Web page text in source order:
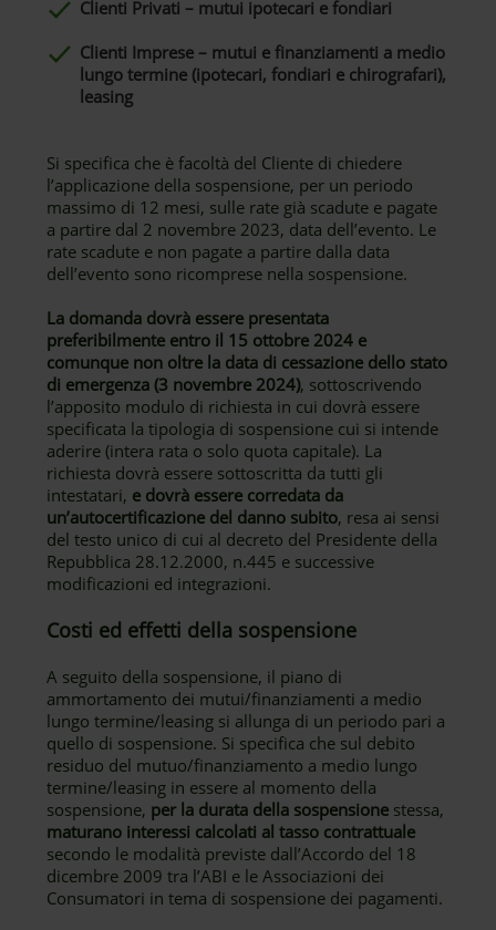
Clienti Privati – mutui ipotecari e fondiari
Clienti Imprese – mutui e finanziamenti a medio
lungo termine (ipotecari, fondiari e chirografari),
leasing
Si specifica che è facoltà del Cliente di chiedere
l’applicazione della sospensione, per un periodo
massimo di 12 mesi, sulle rate già scadute e pagate
a partire dal 2 novembre 2023, data dell’evento. Le
rate scadute e non pagate a partire dalla data
dell’evento sono ricomprese nella sospensione.
La domanda dovrà essere presentata
preferibilmente entro il 15 ottobre 2024 e
comunque non oltre la data di cessazione dello stato
di emergenza (3 novembre 2024), sottoscrivendo
l’apposito modulo di richiesta in cui dovrà essere
specificata la tipologia di sospensione cui si intende
aderire (intera rata o solo quota capitale). La
richiesta dovrà essere sottoscritta da tutti gli
intestatari, e dovrà essere corredata da
un’autocertificazione del danno subito, resa ai sensi
del testo unico di cui al decreto del Presidente della
Repubblica 28.12.2000, n.445 e successive
modificazioni ed integrazioni.
Costi ed effetti della sospensione
A seguito della sospensione, il piano di
ammortamento dei mutui/finanziamenti a medio
lungo termine/leasing si allunga di un periodo pari a
quello di sospensione. Si specifica che sul debito
residuo del mutuo/finanziamento a medio lungo
termine/leasing in essere al momento della
sospensione, per la durata della sospensione stessa,
maturano interessi calcolati al tasso contrattuale
secondo le modalità previste dall’Accordo del 18
dicembre 2009 tra l’ABI e le Associazioni dei
Consumatori in tema di sospensione dei pagamenti.